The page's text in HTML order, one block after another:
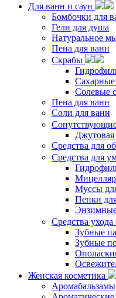
Для ванн и саун
Бомбочки для
Гели для душа
Натуральное
Пена для ванн
Скрабы
Солевые
Пена для ванн
Соли для ванн
Джутовая
Средства для
Средства для
Муссы
Пенки
Средства ухода
Зубные
Зубные
Женская косметика
Аромабальзамы